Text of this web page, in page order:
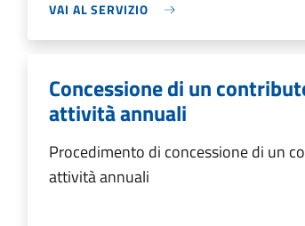
VAI AL SERVIZIO
Concessione di un
attività annuali
Procedimento di concessione di un
attività annuali